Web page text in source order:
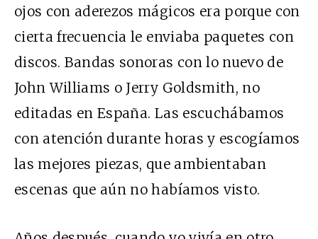
ojos con aderezos mágicos era porque con
cierta frecuencia le enviaba paquetes con
discos. Bandas sonoras con lo nuevo de
John Williams o Jerry Goldsmith, no
editadas en España. Las escuchábamos
con atención durante horas y escogíamos
las mejores piezas, que ambientaban
escenas que aún no habíamos visto.